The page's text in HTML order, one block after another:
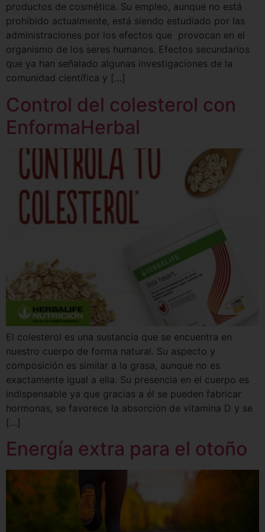
productos de cosmética. Su empleo, aunque no está
prohibido actualmente, está siendo estudiado por las
administraciones por los efectos que provocan en el
organismo de los seres humanos. Efectos secundarios
que ya han señalado algunas investigaciones de la
comunidad científica y […]
Control del colesterol con
EnformaHerbal
El colesterol es una sustancia que se encuentra en
nuestro cuerpo de forma natural. Su aspecto y
composición es similar a la grasa, aunque no es
exactamente igual a ella. Su presencia en el cuerpo es
indispensable ya que gracias a él se pueden fabricar
hormonas, se favorece la absorción de vitamina D y se
[…]
Energía extra para el otoño